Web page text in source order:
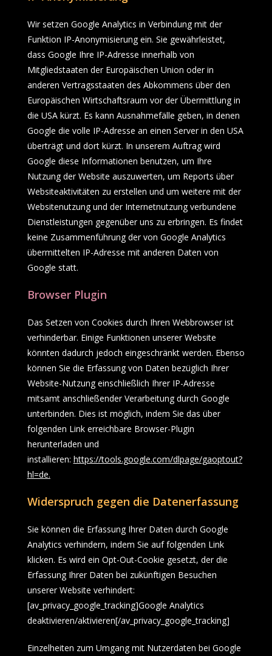
Wir setzen Google Analytics in Verbindung mit der
Funktion IP-Anonymisierung ein. Sie gewährleistet,
dass Google Ihre IP-Adresse innerhalb von
Mitgliedstaaten der Europäischen Union oder in
anderen Vertragsstaaten des Abkommens über den
Europäischen Wirtschaftsraum vor der Übermittlung in
die USA kürzt. Es kann Ausnahmefälle geben, in denen
Google die volle IP-Adresse an einen Server in den USA
überträgt und dort kürzt. In unserem Auftrag wird
Google diese Informationen benutzen, um Ihre
Nutzung der Website auszuwerten, um Reports über
Websiteaktivitäten zu erstellen und um weitere mit der
Websitenutzung und der Internetnutzung verbundene
Dienstleistungen gegenüber uns zu erbringen. Es findet
keine Zusammenführung der von Google Analytics
übermittelten IP-Adresse mit anderen Daten von
Google statt.
Browser Plugin
Das Setzen von Cookies durch Ihren Webbrowser ist
verhinderbar. Einige Funktionen unserer Website
könnten dadurch jedoch eingeschränkt werden. Ebenso
können Sie die Erfassung von Daten bezüglich Ihrer
Website-Nutzung einschließlich Ihrer IP-Adresse
mitsamt anschließender Verarbeitung durch Google
unterbinden. Dies ist möglich, indem Sie das über
folgenden Link erreichbare Browser-Plugin
herunterladen und
installieren: https://tools.google.com/dlpage/gaoptout?
hl=de.
Widerspruch gegen die Datenerfassung
Sie können die Erfassung Ihrer Daten durch Google
Analytics verhindern, indem Sie auf folgenden Link
klicken. Es wird ein Opt-Out-Cookie gesetzt, der die
Erfassung Ihrer Daten bei zukünftigen Besuchen
unserer Website verhindert:
[av_privacy_google_tracking]Google Analytics
deaktivieren/aktivieren[/av_privacy_google_tracking]
Einzelheiten zum Umgang mit Nutzerdaten bei Google